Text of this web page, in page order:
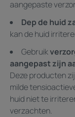
aangepaste
Dep de huid
kan de huid
Gebruik
aangepast zijn
Deze producten
milde
huid niet te
verzachten.